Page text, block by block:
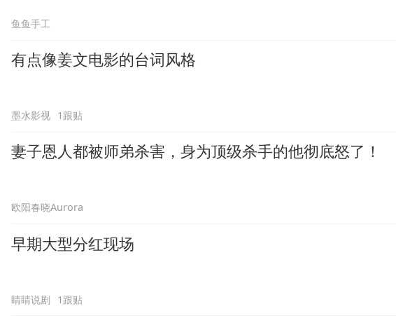
鱼鱼手工
有点像姜文电影的台词风格
墨水影视 1跟贴
妻子恩人都被师弟杀害，身为顶级杀手的他彻底怒了！
欧阳春晓Aurora
早期大型分红现场
睛睛说剧 1跟贴